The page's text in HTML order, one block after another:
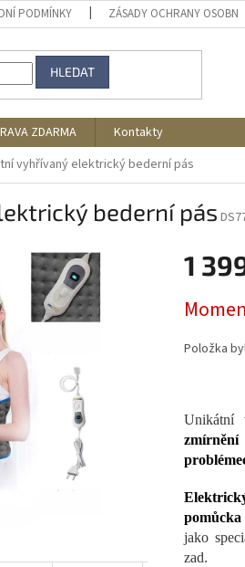
PODMÍNKY ZÁSADY OCHRANY
HLEDAT
ZDARMA
Kontakty
vyhřívaný elektrický bederní pás
bederní pás
1
cena:
Položka
Unikátní
jako
zad.